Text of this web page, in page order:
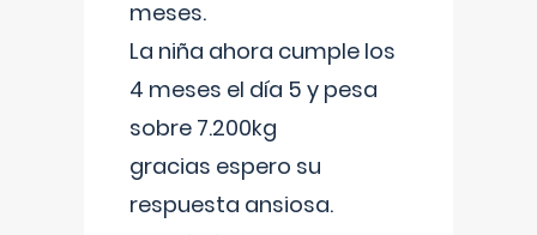
meses.
La niña ahora cumple los
4 meses el día 5 y pesa
sobre 7.200kg
gracias espero su
respuesta ansiosa.